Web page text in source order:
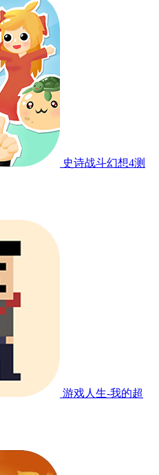
史诗战斗幻想4测
游戏人生-我的超